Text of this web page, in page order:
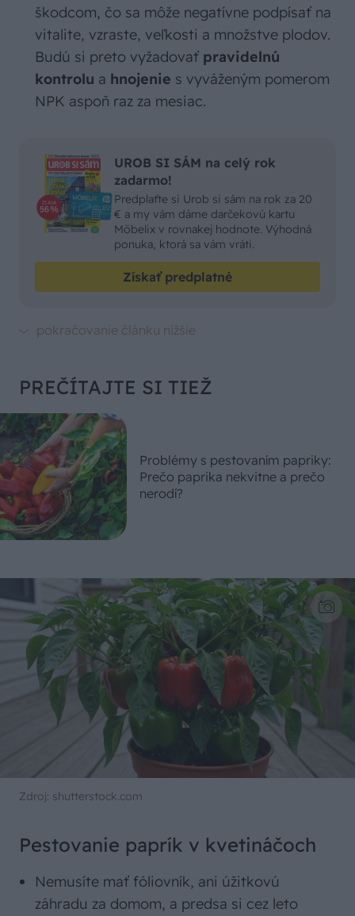
škodcom, čo sa môže negatívne podpísať na
vitalite, vzraste, veľkosti a množstve plodov.
Budú si preto vyžadovať pravidelnú
kontrolu a hnojenie s vyváženým pomerom
NPK aspoň raz za mesiac.
UROB SI SÁM na celý rok
zadarmo!
Predplaťte si Urob si sám na rok za 20
€ a my vám dáme darčekovú kartu
Möbelix v rovnakej hodnote. Výhodná
ponuka, ktorá sa vám vráti.
Získať predplatné
PREČÍTAJTE SI TIEŽ
Problémy s pestovaním papriky:
Prečo paprika nekvitne a prečo
nerodí?
Zdroj: shutterstock.com
Pestovanie paprík v kvetináčoch
Nemusíte mať fóliovník, ani úžitkovú
záhradu za domom, a predsa si cez leto